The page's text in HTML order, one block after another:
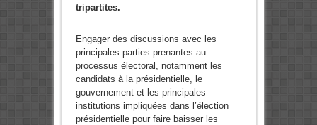
tripartites.
Engager des discussions avec les
principales parties prenantes au
processus électoral, notamment les
candidats à la présidentielle, le
gouvernement et les principales
institutions impliquées dans l’élection
présidentielle pour faire baisser les